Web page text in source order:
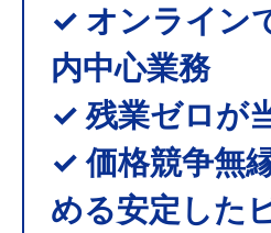
✓ オンライン
内中心業務
✓ 残業ゼロが
✓ 価格競争無
める安定した